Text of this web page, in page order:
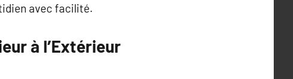
avec facilité.
à l’Extérieur